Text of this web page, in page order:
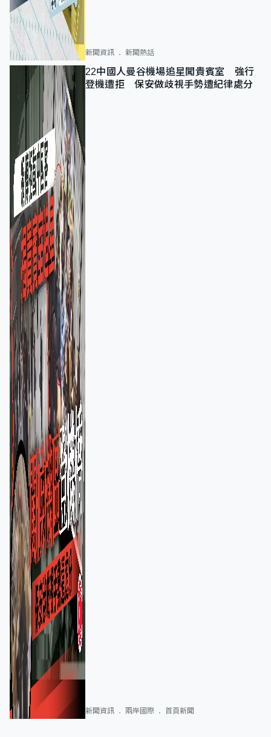
新聞資訊 新聞熱話
22中國人曼谷機場追星闖貴賓室 強行
登機遭拒 保安做歧視手勢遭紀律處分
新聞資訊 兩岸國際 首頁新聞